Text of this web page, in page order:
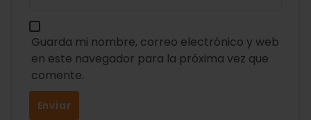
Guarda mi nombre, correo electrónico y web
en este navegador para la próxima vez que
comente.